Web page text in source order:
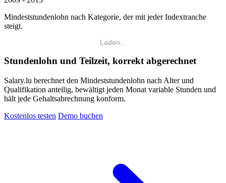
Mindeststundenlohn nach Kategorie, der mit jeder Indextranche
steigt.
Laden...
Stundenlohn und Teilzeit, korrekt abgerechnet
Salary.lu berechnet den Mindeststundenlohn nach Alter und
Qualifikation anteilig, bewältigt jeden Monat variable Stunden und
hält jede Gehaltsabrechnung konform.
Kostenlos testen Demo buchen